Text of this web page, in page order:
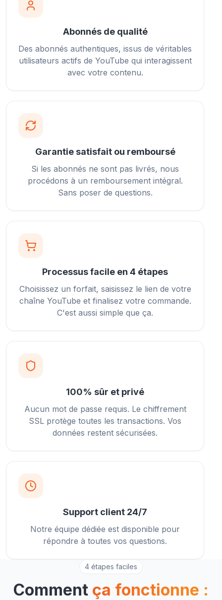
Abonnés de qualité
Des abonnés authentiques, issus de véritables
utilisateurs actifs de YouTube qui interagissent
avec votre contenu.
Garantie satisfait ou remboursé
Si les abonnés ne sont pas livrés, nous
procédons à un remboursement intégral.
Sans poser de questions.
Processus facile en 4 étapes
Choisissez un forfait, saisissez le lien de votre
chaîne YouTube et finalisez votre commande.
C'est aussi simple que ça.
100% sûr et privé
Aucun mot de passe requis. Le chiffrement
SSL protège toutes les transactions. Vos
données restent sécurisées.
Support client 24/7
Notre équipe dédiée est disponible pour
répondre à toutes vos questions.
4 étapes faciles
Comment ça fonctionne :